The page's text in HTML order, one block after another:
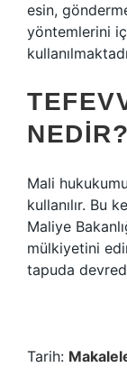
esin,
yöntemlerini
NEDIR?
Mali
kullanılır. Bu
Maliye
mülkiyetini
tapuda
Tarih: